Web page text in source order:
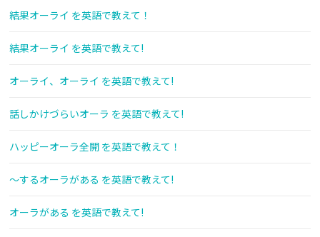
結果オーライ を英語で教えて！
結果オーライ を英語で教えて!
オーライ、オーライ を英語で教えて!
話しかけづらいオーラ を英語で教えて!
ハッピーオーラ全開 を英語で教えて！
～するオーラがある を英語で教えて!
オーラがある を英語で教えて!